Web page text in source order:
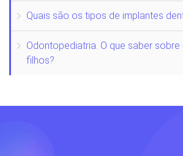
Quais são os tipos de implantes
Odontopediatria. O que saber
filhos?